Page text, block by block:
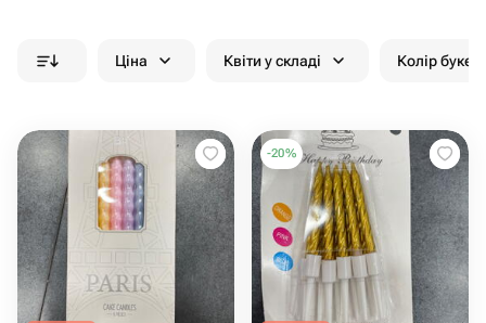
Ціна Квіти у складі Колір
-20%